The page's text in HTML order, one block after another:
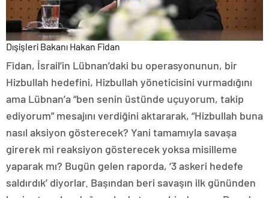
Dışişleri Bakanı Hakan Fidan
Fidan, İsrail’in Lübnan’daki bu operasyonunun, bir
Hizbullah hedefini, Hizbullah yöneticisini vurmadığını
ama Lübnan’a “ben senin üstünde uçuyorum, takip
ediyorum” mesajını verdiğini aktararak, “Hizbullah buna
nasıl aksiyon gösterecek? Yani tamamıyla savaşa
girerek mi reaksiyon gösterecek yoksa misilleme
yaparak mı? Bugün gelen raporda, ‘3 askeri hedefe
saldırdık’ diyorlar. Başından beri savaşın ilk gününden